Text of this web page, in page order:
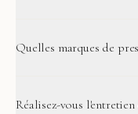
Quelles marques de
Réalisez-vous l'entretien